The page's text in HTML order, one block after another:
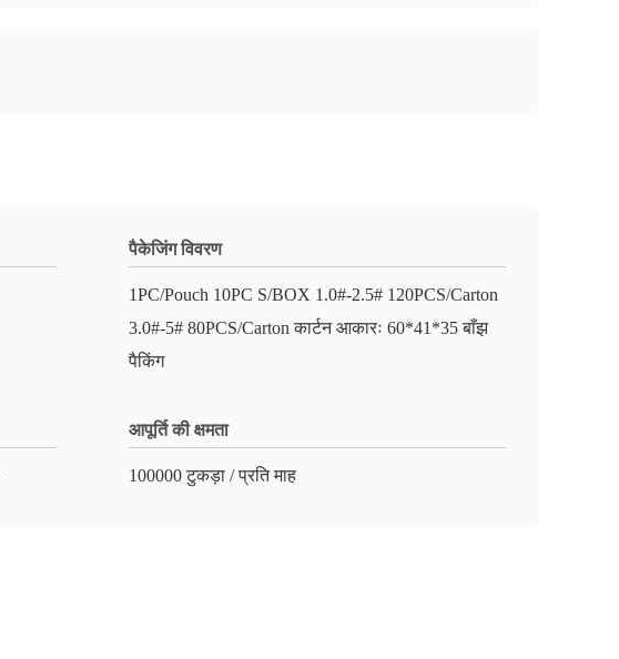
पैकेजिंग विवरण
1PC/Pouch 10PC S/BOX 1.0#-2.5# 120PCS/Carton
3.0#-5# 80PCS/Carton कार्टन आकारः 60*41*35 बाँझ
पैकिंग
आपूर्ति की क्षमता
100000 टुकड़ा / प्रति माह